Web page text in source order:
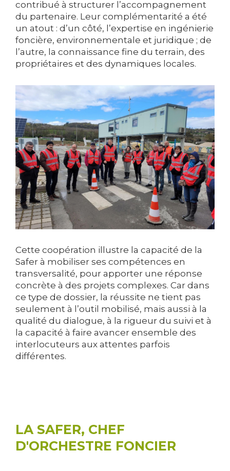
contribué à structurer l’accompagnement
du partenaire. Leur complémentarité a été
un atout : d’un côté, l’expertise en ingénierie
foncière, environnementale et juridique ; de
l’autre, la connaissance fine du terrain, des
propriétaires et des dynamiques locales.
Cette coopération illustre la capacité de la
Safer à mobiliser ses compétences en
transversalité, pour apporter une réponse
concrète à des projets complexes. Car dans
ce type de dossier, la réussite ne tient pas
seulement à l’outil mobilisé, mais aussi à la
qualité du dialogue, à la rigueur du suivi et à
la capacité à faire avancer ensemble des
interlocuteurs aux attentes parfois
différentes.
LA SAFER, CHEF
D'ORCHESTRE FONCIER